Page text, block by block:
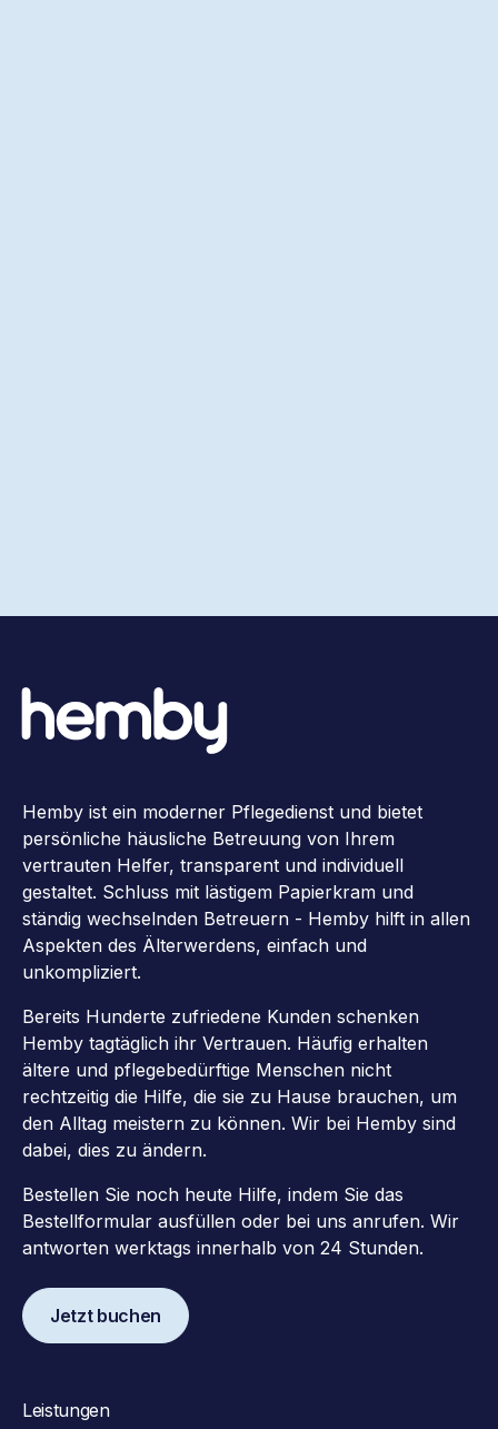
Hemby ist ein moderner Pflegedienst und bietet
persönliche häusliche Betreuung von Ihrem
vertrauten Helfer, transparent und individuell
gestaltet. Schluss mit lästigem Papierkram und
ständig wechselnden Betreuern - Hemby hilft in allen
Aspekten des Älterwerdens, einfach und
unkompliziert.
Bereits Hunderte zufriedene Kunden schenken
Hemby tagtäglich ihr Vertrauen. Häufig erhalten
ältere und pflegebedürftige Menschen nicht
rechtzeitig die Hilfe, die sie zu Hause brauchen, um
den Alltag meistern zu können. Wir bei Hemby sind
dabei, dies zu ändern.
Bestellen Sie noch heute Hilfe, indem Sie das
Bestellformular ausfüllen oder bei uns anrufen. Wir
antworten werktags innerhalb von 24 Stunden.
Jetzt buchen
Leistungen